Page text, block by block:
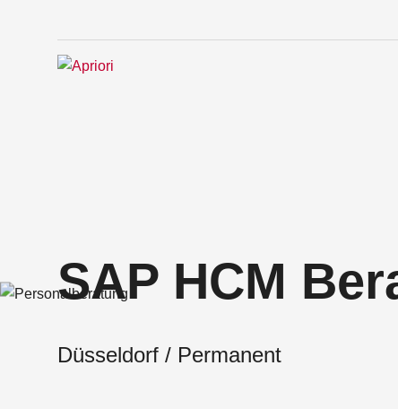
SAP HCM
Düsseldorf / Permanent